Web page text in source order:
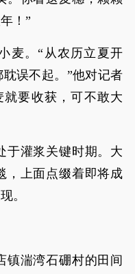
！”
麦。“从农历立夏开
误不起。”他对记者
要收获，可不敢大
于灌浆关键时期。大
，上面点缀着即将成
。
镇湍湾石硼村的田间